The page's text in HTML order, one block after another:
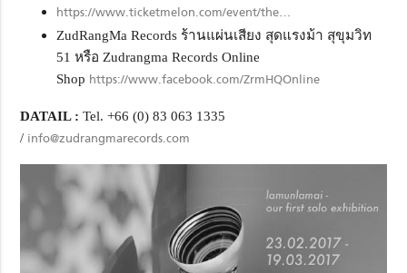
https://www.ticketmelon.com/event/the…
ZudRangMa Records ร้านแผ่นเสียง สุดแรงม้า สุขุมวิท
51 หรือ Zudrangma Records Online
Shop https://www.facebook.com/ZrmHQOnline
DATAIL : Tel. +66 (0) 83 063 1335
/ info@zudrangmarecords.com